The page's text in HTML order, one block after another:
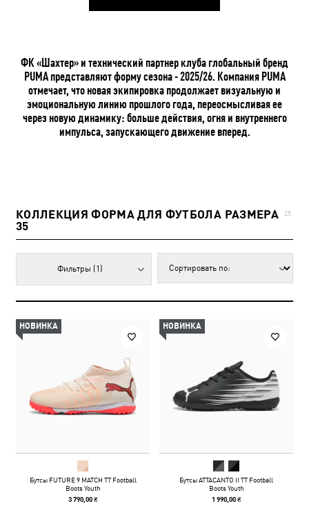
ФК «Шахтер» и технический партнер клуба глобальный бренд
PUMA представляют форму сезона - 2025/26. Компания PUMA
отмечает, что новая экипировка продолжает визуальную и
эмоциональную линию прошлого года, переосмысливая ее
через новую динамику: больше действия, огня и внутреннего
импульса, запускающего движение вперед.
КОЛЛЕКЦИЯ ФОРМА ДЛЯ ФУТБОЛА РАЗМЕРА
35
25
Фильтры (1)
НОВИНКА
Бутсы FUTURE 9 MATCH TT Football
Boots Youth
3 790,00 ₴
НОВИНКА
Бутсы ATTACANTO II TT Football
Boots Youth
1 990,00 ₴